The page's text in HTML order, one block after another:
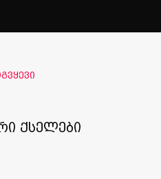
ქსელები